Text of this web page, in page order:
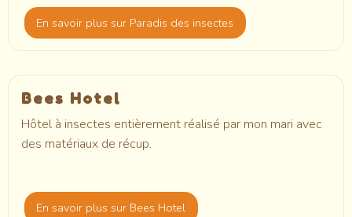
En savoir plussur Paradis des insectes
Bees Hotel
Hôtel à insectes entièrement réalisé par mon mari avec
des matériaux de récup.
En savoir plussur Bees Hotel